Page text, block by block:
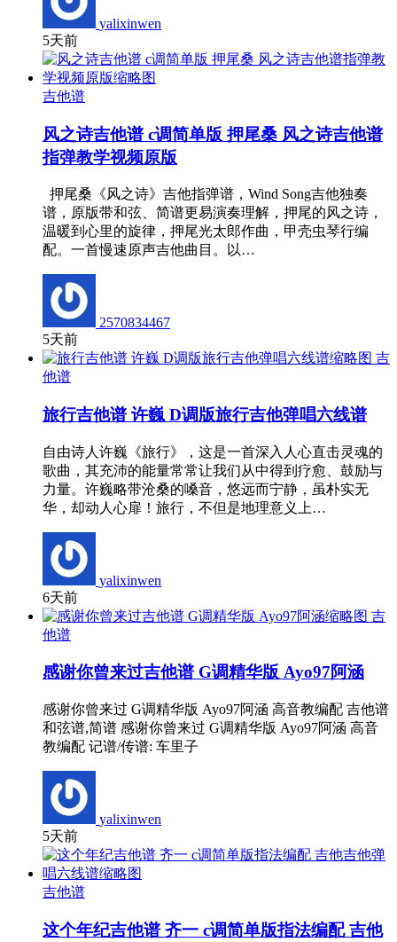
yalixinwen
5天前
吉他谱
风之诗吉他谱 c调简单版 押尾桑 风之诗吉他谱
指弹教学视频原版
押尾桑《风之诗》吉他指弹谱，Wind Song吉他独奏
谱，原版带和弦、简谱更易演奏理解，押尾的风之诗，
温暖到心里的旋律，押尾光太郎作曲，甲壳虫琴行编
配。一首慢速原声吉他曲目。以…
2570834467
5天前
吉
他谱
旅行吉他谱 许巍 D调版旅行吉他弹唱六线谱
自由诗人许巍《旅行》，这是一首深入人心直击灵魂的
歌曲，其充沛的能量常常让我们从中得到疗愈、鼓励与
力量。许巍略带沧桑的嗓音，悠远而宁静，虽朴实无
华，却动人心扉！旅行，不但是地理意义上…
yalixinwen
6天前
吉
他谱
感谢你曾来过吉他谱 G调精华版 Ayo97阿涵
感谢你曾来过 G调精华版 Ayo97阿涵 高音教编配 吉他谱
和弦谱,简谱 感谢你曾来过 G调精华版 Ayo97阿涵 高音
教编配 记谱/传谱: 车里子
yalixinwen
5天前
吉他谱
这个年纪吉他谱 齐一 c调简单版指法编配 吉他